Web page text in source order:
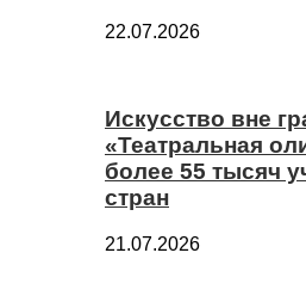
22.07.2026
Искусство вне
«Театральная
более 55 тысяч
стран
21.07.2026